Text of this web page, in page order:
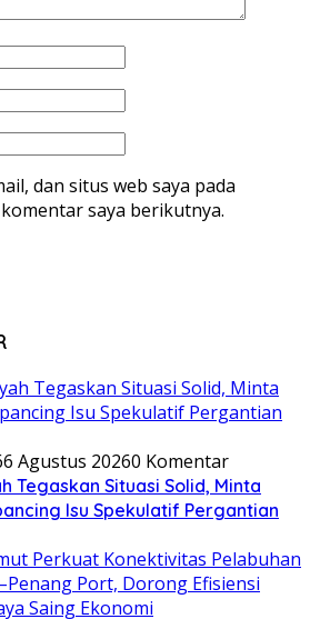
dan situs web saya pada
saya berikutnya.
6 Agustus 20260 Komentar
Tegaskan Situasi Solid, Minta
Isu Spekulatif Pergantian